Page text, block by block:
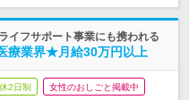
イフサポート事業にも携われる
療業界★月給30万円以上
2日制 女性のおしごと掲載中